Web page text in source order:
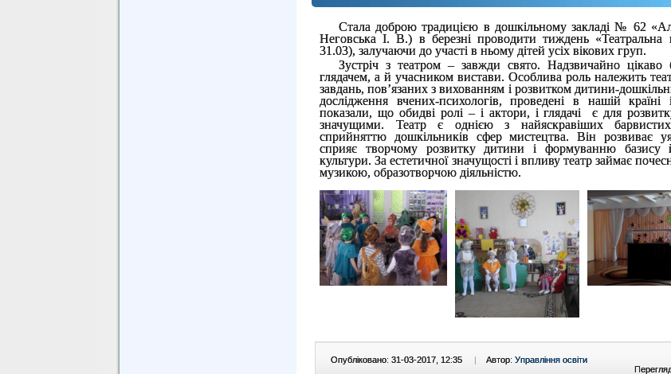
Стала доброю традицією в дошкільному закладі № 62
Неговська І. В.) в березні проводити тиждень «Театральна
31.03), залучаючи до участі в ньому дітей усіх вікових груп.
Зустріч з театром – завжди свято. Надзвичайно цікаво
глядачем, а й учасником вистави. Особлива роль належить
завдань, пов’язаних з вихованням і розвитком дитини-
дослідження вчених-психологів, проведені в нашій
показали, що обидві ролі – і актори, і глядачі є для
значущими. Театр є однією з найяскравіших
сприйняттю дошкільників сфер мистецтва. Він розвиває
сприяє творчому розвитку дитини і формуванню базису
культури. За естетичної значущості і впливу театр займає
музикою, образотворчою діяльністю.
Опубліковано: 31-03-2017, 12:35 | Автор: Управління освіти